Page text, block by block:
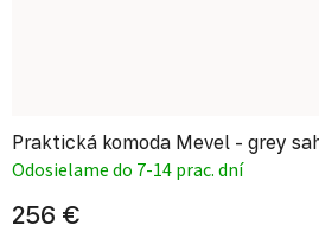
Praktická komoda Mevel - grey
Odosielame do 7-14 prac. dní
256 €